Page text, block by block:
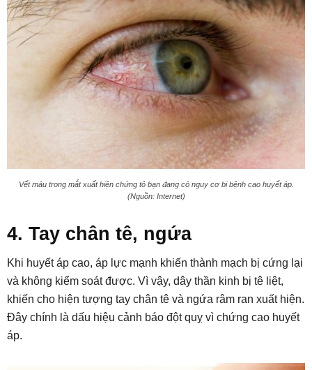
Vết máu trong mắt xuất hiện chứng tỏ bạn đang có nguy cơ bị bệnh cao huyết áp.
(Nguồn: Internet)
4. Tay chân tê, ngứa
Khi huyết áp cao, áp lực mạnh khiến thành mạch bị cứng lại
và không kiểm soát được. Vì vậy, dây thần kinh bị tê liệt,
khiến cho hiện tượng tay chân tê và ngứa râm ran xuất hiện.
Đây chính là dấu hiệu cảnh báo đột quỵ vì chứng cao huyết
áp.